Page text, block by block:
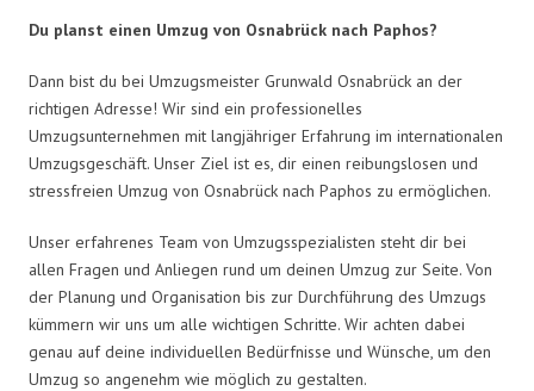
Du planst einen Umzug von Osnabrück nach Paphos?
Dann bist du bei Umzugsmeister Grunwald Osnabrück an der
richtigen Adresse! Wir sind ein professionelles
Umzugsunternehmen mit langjähriger Erfahrung im internationalen
Umzugsgeschäft. Unser Ziel ist es, dir einen reibungslosen und
stressfreien Umzug von Osnabrück nach Paphos zu ermöglichen.
Unser erfahrenes Team von Umzugsspezialisten steht dir bei
allen Fragen und Anliegen rund um deinen Umzug zur Seite. Von
der Planung und Organisation bis zur Durchführung des Umzugs
kümmern wir uns um alle wichtigen Schritte. Wir achten dabei
genau auf deine individuellen Bedürfnisse und Wünsche, um den
Umzug so angenehm wie möglich zu gestalten.